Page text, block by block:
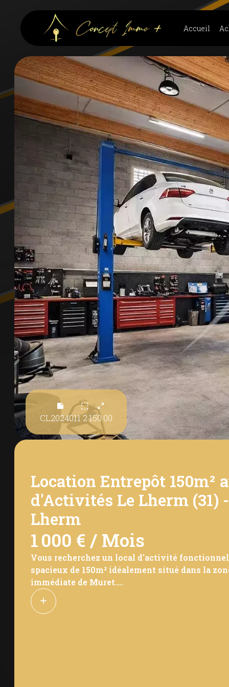
Accueil
CL2024011 2150.00
Location Entrepôt 150m²
d'Activités Le Lherm (31)
Lherm
1 000 € / Mois
Vous recherchez un local d'activité fonctionnel
spacieux de 150m² idéalement situé dans la
immédiate de Muret.